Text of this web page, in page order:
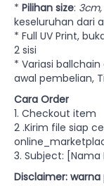
* Pilihan size:
keseluruhan dari
* Full UV Print,
2 sisi
* Variasi
awal pembelian,
Cara Order
1. Checkout item
2 .Kirim file siap
3. Subject: [Nama
Disclaimer: